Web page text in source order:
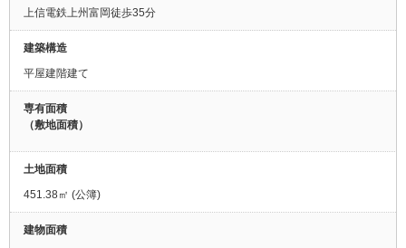
上信電鉄上州富岡徒歩35分
建築構造
平屋建階建て
専有面積
（敷地面積）
土地面積
451.38㎡ (公簿)
建物面積